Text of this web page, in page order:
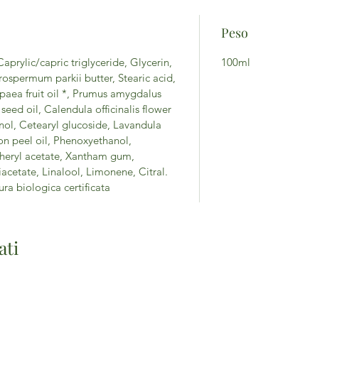
capric triglyceride, Glycerin,
parkii butter, Stearic acid,
fruit oil *, Prumus amygdalus
oil, Calendula officinalis flower
Cetearyl glucoside, Lavandula
peel oil, Phenoxyethanol,
acetate, Xantham gum,
Linalool, Limonene, Citral.
biologica certificata
Peso
100ml